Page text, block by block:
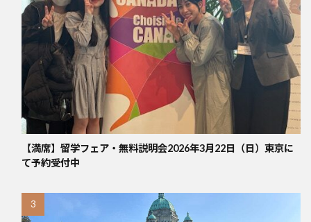
【満席】留学フェア・無料説明会2026年3月22日（日）東京に
て予約受付中